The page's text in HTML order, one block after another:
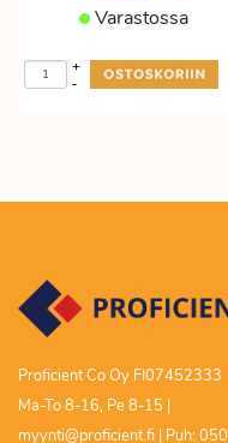
Varastossa
-
+
Proficient Co Oy FI07452333
Ma-To 8-16, Pe 8-15 |
myynti@proficient.fi | Puh: 050